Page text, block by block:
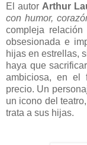
El autor Arthur
con humor,
compleja
obsesionada e
hijas en estrellas,
haya que
ambiciosa, en el
precio. Un
un icono del
trata a sus hijas.